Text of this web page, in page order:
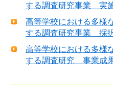
する調査研究事業 実
高等学校における多様
する調査研究事業 採
高等学校における多様
する調査研究 事業成